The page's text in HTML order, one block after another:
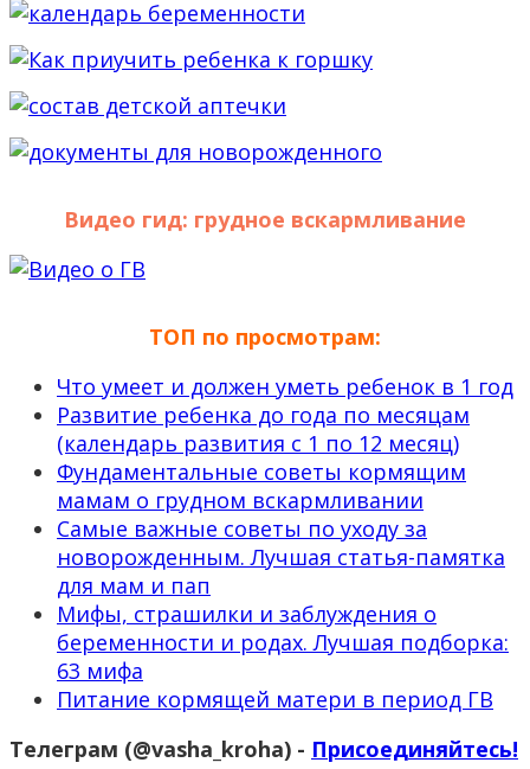
Видео гид: грудное вскармливание
ТОП по просмотрам:
Что умеет и должен уметь ребенок в 1 год
Развитие ребенка до года по месяцам
(календарь развития с 1 по 12 месяц)
Фундаментальные советы кормящим
мамам о грудном вскармливании
Самые важные советы по уходу за
новорожденным. Лучшая статья-памятка
для мам и пап
Мифы, страшилки и заблуждения о
беременности и родах. Лучшая подборка:
63 мифа
Питание кормящей матери в период ГВ
Телеграм (@vasha_kroha) - Присоединяйтесь!